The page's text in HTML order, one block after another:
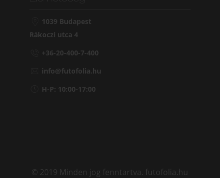
1039 Budapest
Rákoczi utca 4
+36-20-400-7-400
info@futofolia.hu
H-P: 10:00-17:00
© 2019 Minden jog fenntartva. futofolia.hu